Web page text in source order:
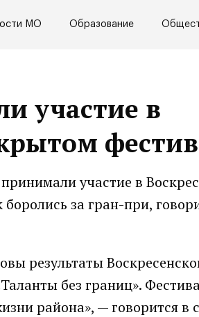
МО Образование
участие в
участие в
за гран-при,
результаты
без границ».
района», — говорится в